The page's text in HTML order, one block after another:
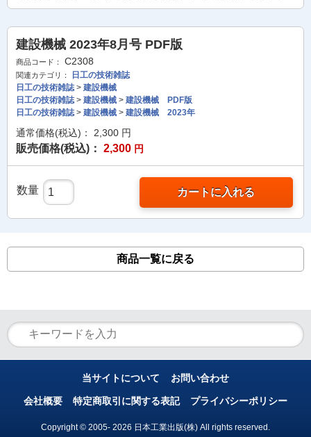
建設機械 2023年8月号 PDF版
商品コード： C2308
関連カテゴリ：
日工の技術雑誌
日工の技術雑誌> 建設機械
日工の技術雑誌> 建設機械 > 建設機械 PDF版
日工の技術雑誌> 建設機械 > 建設機械 2023年
通常価格(税込)： 2,300 円
販売価格(税込)： 2,300 円
数量 カートに入れる
商品一覧に戻る
当サイトについて お問い合わせ
会社概要 特定商取引に関する表記 プライバシーポリシー
Copyright © 2005- 2026 日本工業出版(株) All rights reserved.